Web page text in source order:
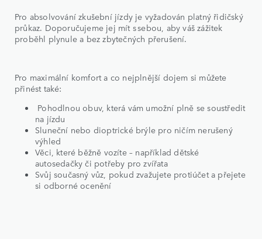
Pro absolvování zkušební jízdy je vyžadován platný řidičský
průkaz. Doporučujeme jej mít s sebou, aby váš zážitek
proběhl plynule a bez zbytečných přerušení.
Pro maximální komfort a co nejplnější dojem si můžete
přinést také:
Pohodlnou obuv, která vám umožní plně se soustředit
na jízdu
Sluneční nebo dioptrické brýle pro ničím nerušený
výhled
Věci, které běžně vozíte – například dětské
autosedačky či potřeby pro zvířata
Svůj současný vůz, pokud zvažujete protiúčet a přejete
si odborné ocenění